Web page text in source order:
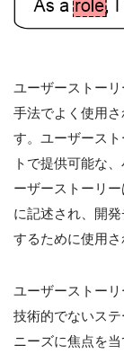
ユーザーストー
手法でよく使用
す。ユーザース
トで提供可能な
ーザーストーリ
に記述され、開
するために使用さ
ユーザーストーリ
技術的でないス
ニーズに焦点を